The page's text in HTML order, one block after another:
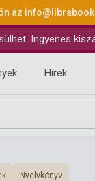
az
Ingyenes
Hírek
Nyelvkönyv